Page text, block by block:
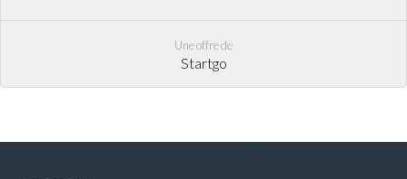
Une offre de
Startgo